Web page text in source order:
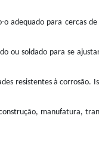
adequado para cercas
ou soldado para se
resistentes à corrosão.
manufatura,